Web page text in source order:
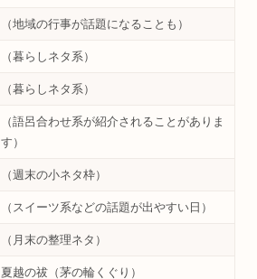
（地域の行事が話題になることも）
（暮らしネタ系）
（暮らしネタ系）
（語呂合わせ系が紹介されることがありま
す）
（週末の小ネタ枠）
（スイーツ系などの話題が出やすい日）
（月末の整理ネタ）
夏越の祓（茅の輪くぐり）